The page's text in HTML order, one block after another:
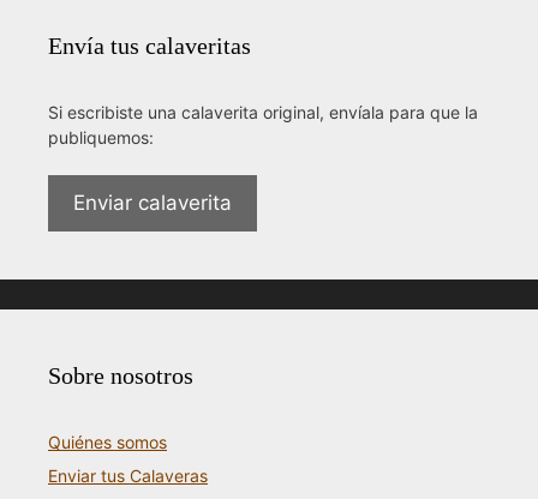
Envía tus calaveritas
Si escribiste una calaverita original, envíala para que la
publiquemos:
Enviar calaverita
Sobre nosotros
Quiénes somos
Enviar tus Calaveras